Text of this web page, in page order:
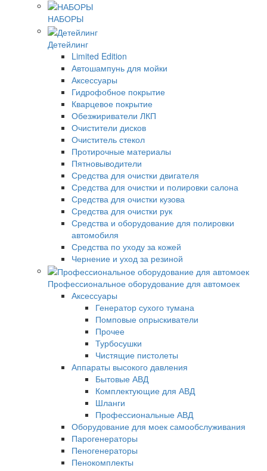
НАБОРЫ
Детейлинг
Limited Edition
Автошампунь для мойки
Аксессуары
Гидрофобное покрытие
Кварцевое покрытие
Обезжириватели ЛКП
Очистители дисков
Очиститель стекол
Протирочные материалы
Пятновыводители
Средства для очистки двигателя
Средства для очистки и полировки салона
Средства для очистки кузова
Средства для очистки рук
Средства и оборудование для полировки
автомобиля
Средства по уходу за кожей
Чернение и уход за резиной
Профессиональное оборудование для автомоек
Аксессуары
Генератор сухого тумана
Помповые опрыскиватели
Прочее
Турбосушки
Чистящие пистолеты
Аппараты высокого давления
Бытовые АВД
Комплектующие для АВД
Шланги
Профессиональные АВД
Оборудование для моек самообслуживания
Парогенераторы
Пеногенераторы
Пенокомплекты